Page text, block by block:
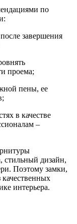
по
завершения
проема;
пены, ее
в качестве
–
стильный дизайн,
Поэтому замки,
интерьера.